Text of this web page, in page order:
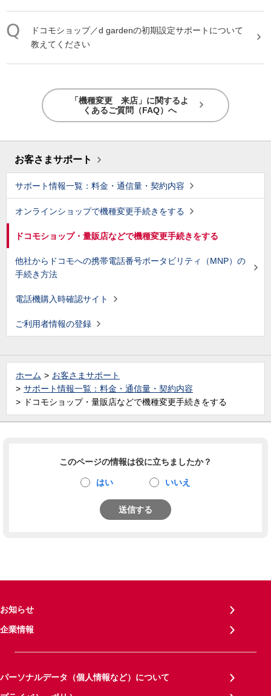
ドコモショップ／d gardenの初期設定サポートについて
教えてください
「機種変更 来店」に関するよ
くあるご質問（FAQ）へ
お客さまサポート
サポート情報一覧：料金・通信量・契約内容
オンラインショップで機種変更手続きをする
ドコモショップ・量販店などで機種変更手続きをする
他社からドコモへの携帯電話番号ポータビリティ（MNP）の
手続き方法
電話機購入時確認サイト
ご利用者情報の登録
ホーム
お客さまサポート
サポート情報一覧：料金・通信量・契約内容
ドコモショップ・量販店などで機種変更手続きをする
このページの情報は役に立ちましたか？
はい いいえ
送信する
お知らせ
企業情報
パーソナルデータ（個人情報など）について